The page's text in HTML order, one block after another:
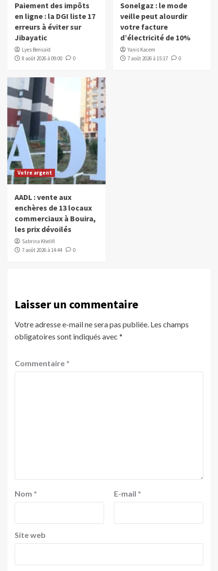
Paiement des impôts
en ligne : la DGI liste 17
erreurs à éviter sur
Jibayatic
Lyes Bensaïd
8 août 2026 à 09:00
0
Sonelgaz : le mode
veille peut alourdir
votre facture
d’électricité de 10%
Yanis Kacem
7 août 2026 à 15:17
0
Votre argent
AADL : vente aux
enchères de 13 locaux
commerciaux à Bouira,
les prix dévoilés
Sabrina Khelifi
7 août 2026 à 14:44
0
Laisser un commentaire
Votre adresse e-mail ne sera pas publiée. Les champs
obligatoires sont indiqués avec *
Commentaire *
Nom * E-mail *
Site web